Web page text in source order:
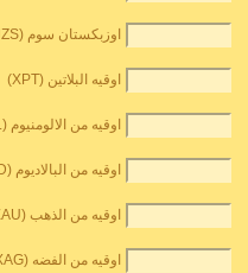
اوزبكستان سوم (UZS)
اوقيه البلاتين (XPT)
اوقيه من الالومنيوم (XAL)
اوقيه من البالاديوم (XPD)
اوقيه من الذهب (XAU)
اوقيه من الفضه (XAG)